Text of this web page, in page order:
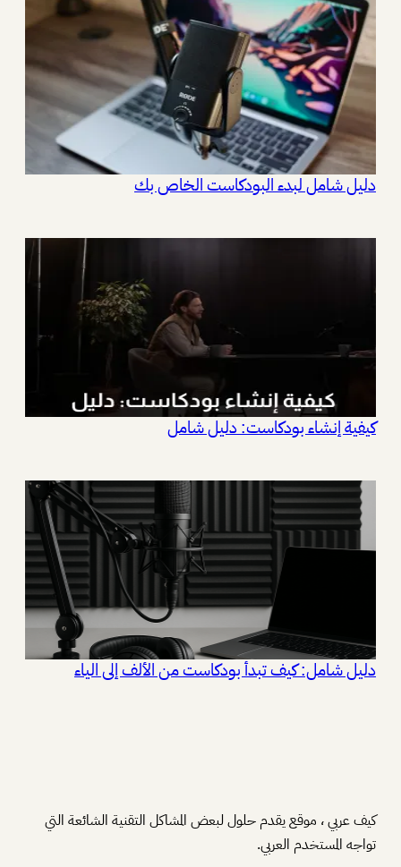
دليل شامل لبدء البودكاست الخاص بك
كيفية إنشاء بودكاست: دليل شامل
دليل شامل: كيف تبدأ بودكاست من الألف إلى الياء
كيف عربي ، موقع يقدم حلول لبعض المشاكل التقنية الشائعة التي
تواجه المستخدم العربي.